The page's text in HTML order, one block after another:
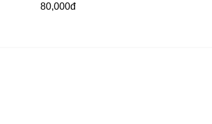
80,000đ